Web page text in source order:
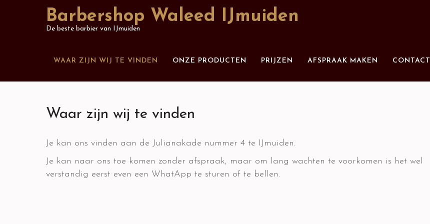
Barbershop Waleed IJmuiden
De beste barbier van IJmuiden
WAAR ZIJN WIJ TE VINDEN ONZE PRODUCTEN PRIJZEN AFSPRAAK MAKEN CONTACT
Waar zijn wij te vinden
Je kan ons vinden aan de Julianakade nummer 4 te IJmuiden.
Je kan naar ons toe komen zonder afspraak, maar om lang wachten te voorkomen is het wel
verstandig eerst even een WhatApp te sturen of te bellen.